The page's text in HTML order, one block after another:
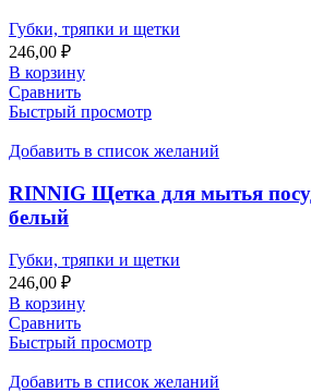
Губки, тряпки и щетки
246,00 ₽
В корзину
Сравнить
Быстрый просмотр
Добавить в список желаний
RINNIG Щетка для мытья
белый
Губки, тряпки и щетки
246,00 ₽
В корзину
Сравнить
Быстрый просмотр
Добавить в список желаний